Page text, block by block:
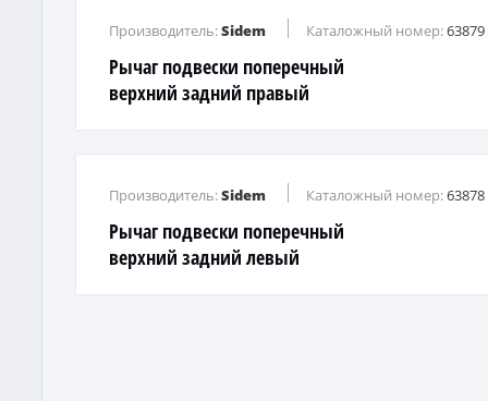
Рычаг подвески поперечный
верхний задний правый
Производитель:Sidem Каталожный номер:63879
Рычаг подвески поперечный
верхний задний левый
Производитель:Sidem Каталожный номер:63878